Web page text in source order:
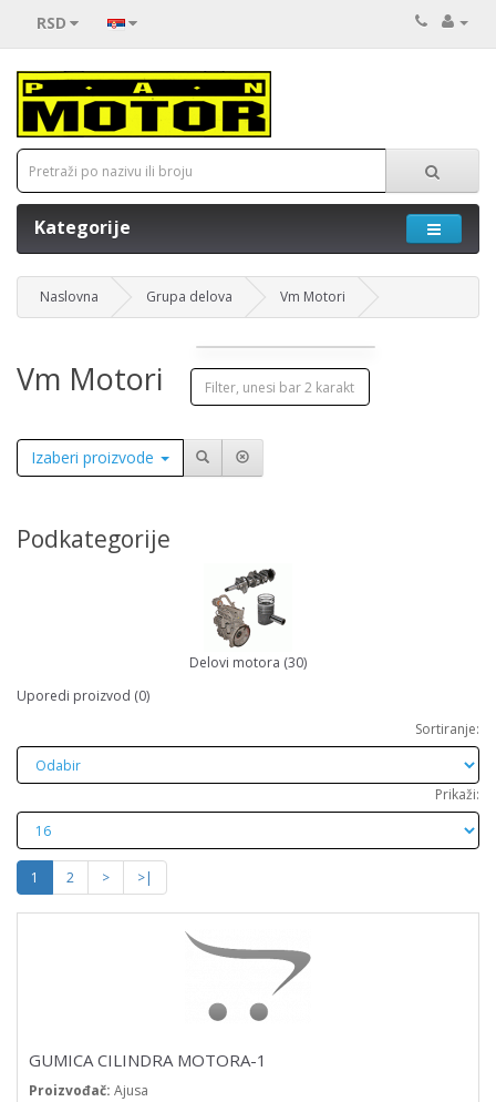
RSD
Kategorije
Naslovna Grupa delova Vm Motori
Vm Motori
Izaberi proizvode
Podkategorije
Delovi motora (30)
Uporedi proizvod (0)
Sortiranje:
Prikaži:
1 2 > >|
GUMICA CILINDRA MOTORA-1
Proizvođač: Ajusa